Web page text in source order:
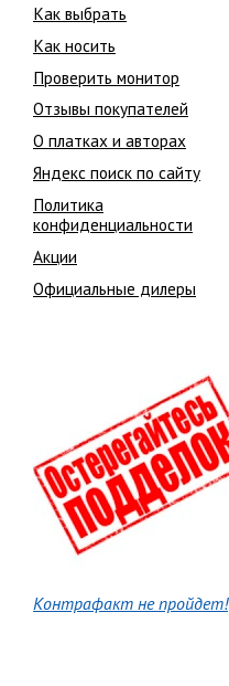
Как выбрать
Как носить
Проверить монитор
Отзывы покупателей
О платках и авторах
Яндекс поиск по сайту
Политика
конфиденциальности
Акции
Официальные дилеры
Контрафакт не пройдет!